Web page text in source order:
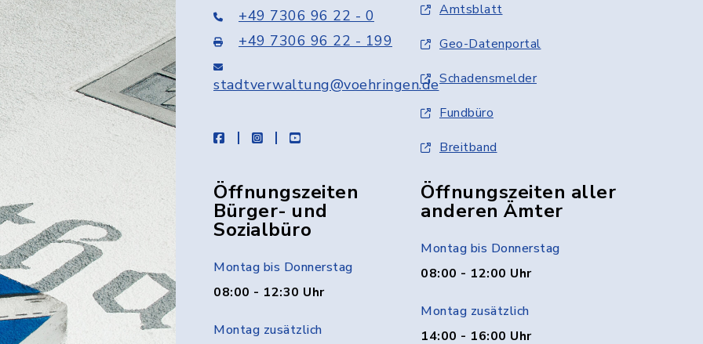
+49 7306 96 22 - 0
+49 7306 96 22 - 199
stadtverwaltung@voehringen.de
facebookinstagramyoutube
Amtsblatt
Geo-Datenportal
Schadensmelder
Fundbüro
Breitband
Öffnungszeiten
Bürger- und
Sozialbüro
Montag bis Donnerstag
08:00 - 12:30 Uhr
Montag zusätzlich
Öffnungszeiten aller
anderen Ämter
Montag bis Donnerstag
08:00 - 12:00 Uhr
Montag zusätzlich
14:00 - 16:00 Uhr